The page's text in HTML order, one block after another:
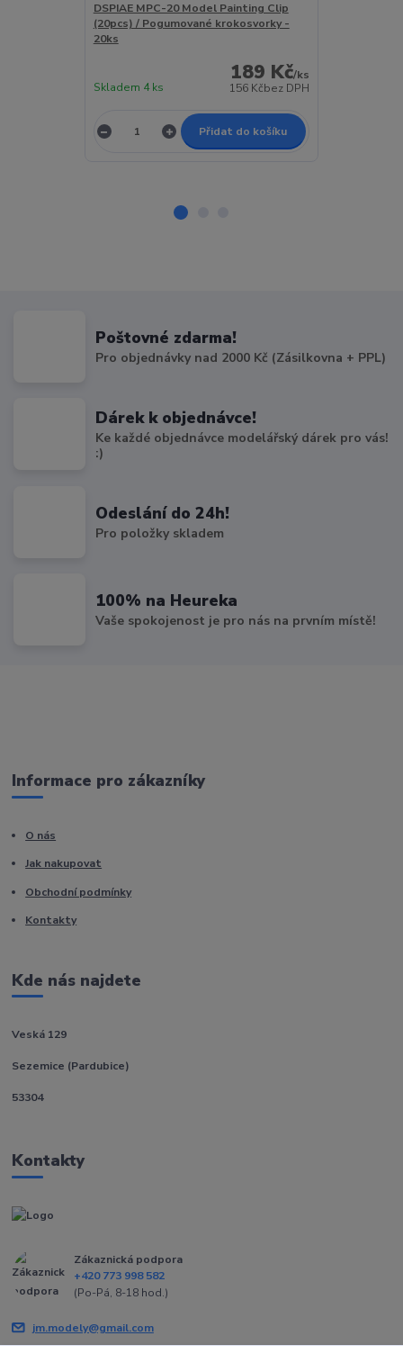
DSPIAE MPC-20 Model Painting Clip
(20pcs) / Pogumované krokosvorky -
20ks
189 Kč/ks
156 Kčbez DPH
Skladem 4 ks
Přidat do košíku
Poštovné zdarma!
Pro objednávky nad 2000 Kč (Zásilkovna + PPL)
Dárek k objednávce!
Ke každé objednávce modelářský dárek pro vás!
:)
Odeslání do 24h!
Pro položky skladem
100% na Heureka
Vaše spokojenost je pro nás na prvním místě!
Informace pro zákazníky
O nás
Jak nakupovat
Obchodní podmínky
Kontakty
Kde nás najdete
Veská 129
Sezemice (Pardubice)
53304
Kontakty
Zákaznická podpora
+420 773 998 582
(Po-Pá, 8-18 hod.)
jm.modely@gmail.com